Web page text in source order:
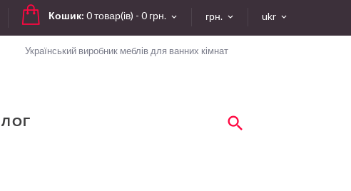
ukr
грн.
Кошик: 0 товар(ів) - 0 грн.
Український виробник меблів для ванних кімнат